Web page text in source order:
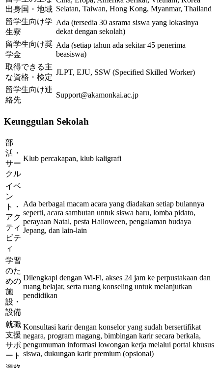
出身国・地域 Selatan, Taiwan, Hong Kong, Myanmar, Thailand
留学生向け学
生寮
Ada (tersedia 30 asrama siswa yang lokasinya
dekat dengan sekolah)
留学生向け奨
学金
Ada (setiap tahun ada sekitar 45 penerima
beasiswa)
取得できる主
な資格・検定
JLPT, EJU, SSW (Specified Skilled Worker)
留学生向け連
絡先
Support@akamonkai.ac.jp
Keunggulan Sekolah
部
活・
サー
クル
Klub percakapan, klub kaligrafi
イベ
ン
ト・
アク
ティ
ビテ
ィ
Ada berbagai macam acara yang diadakan setiap bulannya
seperti, acara sambutan untuk siswa baru, lomba pidato,
perayaan Natal, pesta Halloween, pengalaman budaya
Jepang, dan lain-lain
学習
のた
めの
施
設・
設備
Dilengkapi dengan Wi-Fi, akses 24 jam ke perpustakaan dan
ruang belajar, serta ruang konseling untuk melanjutkan
pendidikan
就職
支援
サポ
ート
Konsultasi karir dengan konselor yang sudah bersertifikat
negara, program magang, bimbingan karir secara berkala,
pengumuman informasi lowongan kerja melalui portal khusus
siswa, dukungan karir premium (opsional)